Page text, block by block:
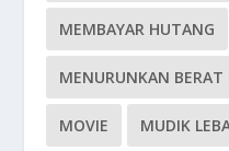
MEMBAYAR HUTANG
MENURUNKAN BERAT
MOVIE MUDIK